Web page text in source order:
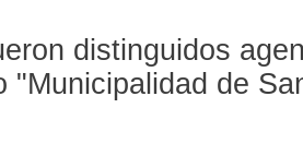
distinguidos
"Municipalidad de